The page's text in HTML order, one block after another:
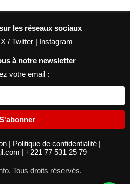
les réseaux sociaux
X / Twitter | Instagram
à notre newsletter
votre email :
| Politique de confidentialité |
| +221 77 531 25 79
Tous droits réservés.